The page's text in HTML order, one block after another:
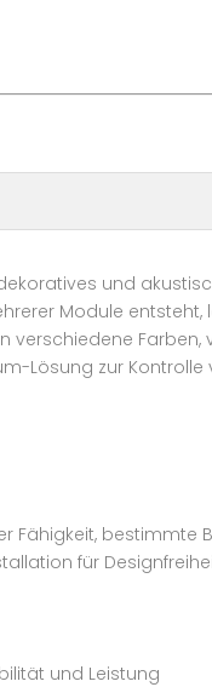
und
Module
verschiedene
Lösung zur
Fähigkeit, bestimmte
für
und Leistung